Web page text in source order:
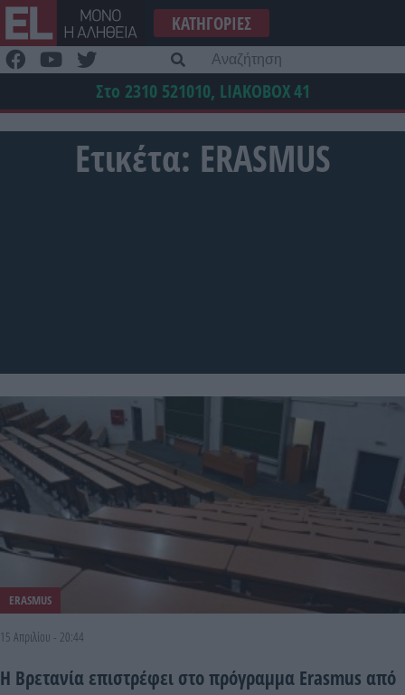
Μετάβαση
στο
περιεχόμενο
ΚΑΤΗΓΟΡΊΕΣ
Στο 2310 521010, LIAKOBOX41
Ετικέτα: ERASMUS
ERASMUS
15 Απριλίου - 20:44
Η Βρετανία επιστρέφει στο πρόγραμμα Erasmus από